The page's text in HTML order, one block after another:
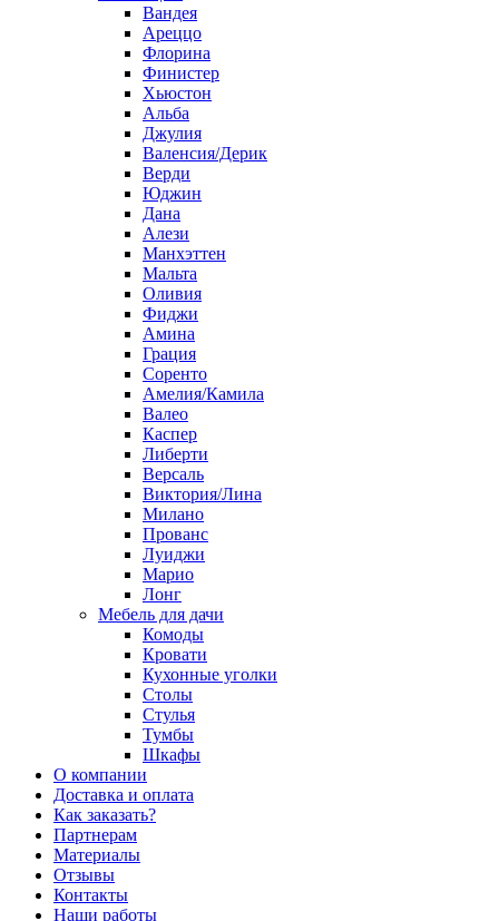
Вандея
Ареццо
Флорина
Финистер
Хьюстон
Альба
Джулия
Валенсия/Дерик
Верди
Юджин
Дана
Алези
Манхэттен
Мальта
Оливия
Фиджи
Амина
Грация
Соренто
Амелия/Камила
Валео
Каспер
Либерти
Версаль
Виктория/Лина
Милано
Прованс
Луиджи
Марио
Лонг
Мебель для дачи
Комоды
Кровати
Кухонные уголки
Столы
Стулья
Тумбы
Шкафы
О компании
Доставка и оплата
Как заказать?
Партнерам
Материалы
Отзывы
Контакты
Наши работы